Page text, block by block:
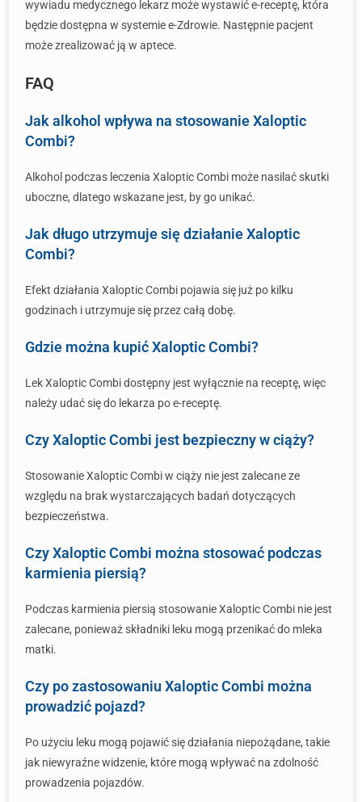
wywiadu medycznego lekarz może wystawić e-receptę, która
będzie dostępna w systemie e-Zdrowie. Następnie pacjent
może zrealizować ją w aptece.
FAQ
Jak alkohol wpływa na stosowanie Xaloptic
Combi?
Alkohol podczas leczenia Xaloptic Combi może nasilać skutki
uboczne, dlatego wskazane jest, by go unikać.
Jak długo utrzymuje się działanie Xaloptic
Combi?
Efekt działania Xaloptic Combi pojawia się już po kilku
godzinach i utrzymuje się przez całą dobę.
Gdzie można kupić Xaloptic Combi?
Lek Xaloptic Combi dostępny jest wyłącznie na receptę, więc
należy udać się do lekarza po e-receptę.
Czy Xaloptic Combi jest bezpieczny w ciąży?
Stosowanie Xaloptic Combi w ciąży nie jest zalecane ze
względu na brak wystarczających badań dotyczących
bezpieczeństwa.
Czy Xaloptic Combi można stosować podczas
karmienia piersią?
Podczas karmienia piersią stosowanie Xaloptic Combi nie jest
zalecane, ponieważ składniki leku mogą przenikać do mleka
matki.
Czy po zastosowaniu Xaloptic Combi można
prowadzić pojazd?
Po użyciu leku mogą pojawić się działania niepożądane, takie
jak niewyraźne widzenie, które mogą wpływać na zdolność
prowadzenia pojazdów.